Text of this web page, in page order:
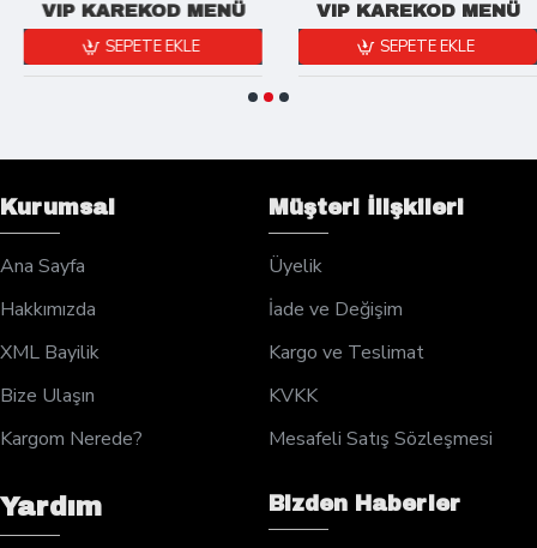
VIP KAREKOD MENÜ
SEPETE EKLE
VIP KAREKOD MENÜ
SEPETE EKLE
Kurumsal
Ana Sayfa
Hakkımızda
XML Bayilik
Bize Ulaşın
Kargom Nerede?
Müşteri İlişkileri
Üyelik
İade ve Değişim
Kargo ve Teslimat
KVKK
Mesafeli Satış Sözleşmesi
Yardım Bizden Haberler